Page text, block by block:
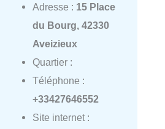
Adresse : 15 Place
du Bourg, 42330
Aveizieux
Quartier :
Téléphone :
+33427646552
Site internet :